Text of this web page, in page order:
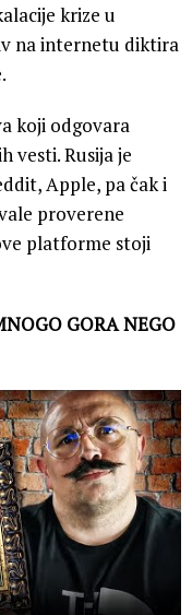
krize u
na internetu diktira
koji odgovara
vesti. Rusija je
Apple, pa čak i
proverene
platforme stoji
GORA NEGO